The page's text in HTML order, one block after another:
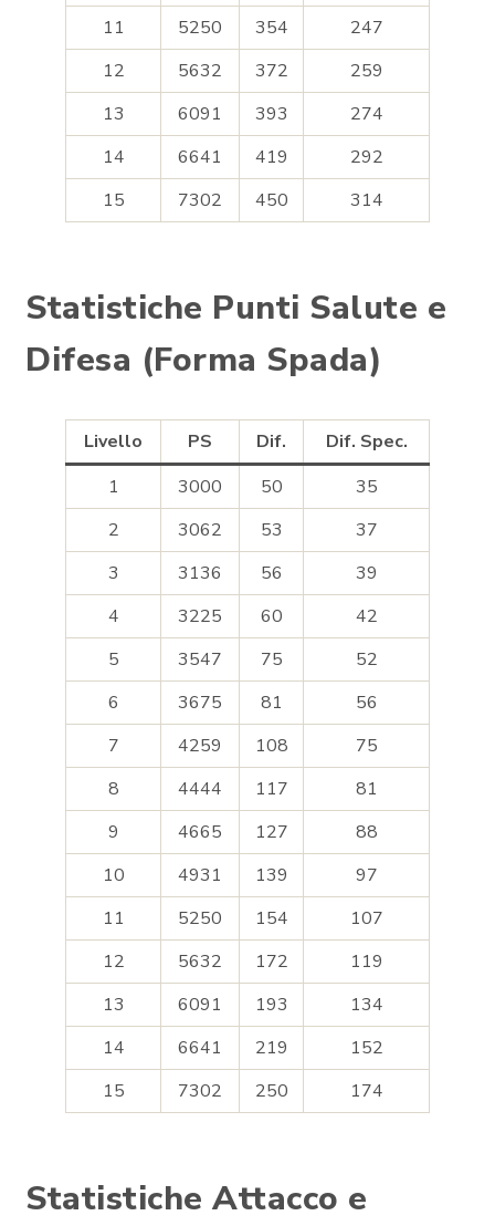
11
5250 354
247
12
5632 372
259
13
6091 393
274
14
6641 419
292
15
7302 450 314
Statistiche Punti Salute e
Difesa (Forma Spada)
Livello PS Dif.
Dif. Spec.
1
3000 50
35
2
3062 53
37
3
3136 56
39
4
3225 60
42
5
3547 75
52
6
3675 81
56
7
4259 108
75
8
4444 117
81
9
4665 127
88
10
4931 139
97
11
5250 154
107
12
5632 172
119
13
6091 193
134
14
6641 219
152
15
7302 250 174
Statistiche Attacco e